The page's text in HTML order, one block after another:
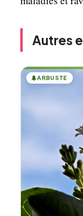
Autres
🌲ARBUSTE